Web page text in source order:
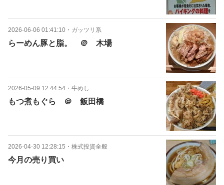
2026-06-06 01:41:10 ・ ガッツリ系
らーめん豚と脂。 ＠ 木場
2026-05-09 12:44:54 ・ 牛めし
もつ煮もぐら ＠ 飯田橋
2026-04-30 12:28:15 ・ 株式投資全般
今月の売り買い